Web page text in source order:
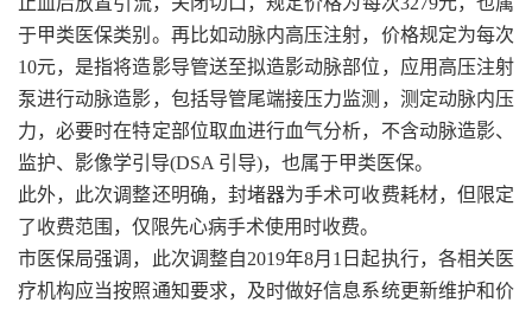
于甲类医保类别。再比如动脉内高压注射，价格规定为每次
10元，是指将造影导管送至拟造影动脉部位，应用高压注射
泵进行动脉造影，包括导管尾端接压力监测，测定动脉内压
力，必要时在特定部位取血进行血气分析，不含动脉造影、
监护、影像学引导(DSA 引导)，也属于甲类医保。
此外，此次调整还明确，封堵器为手术可收费耗材，但限定
了收费范围，仅限先心病手术使用时收费。
市医保局强调，此次调整自2019年8月1日起执行，各相关医
疗机构应当按照通知要求，及时做好信息系统更新维护和价